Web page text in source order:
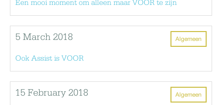
Een mooi moment om alleen maar VOOR te zijn
Algemeen
5 March 2018
Ook Assist is VOOR
Algemeen
15 February 2018